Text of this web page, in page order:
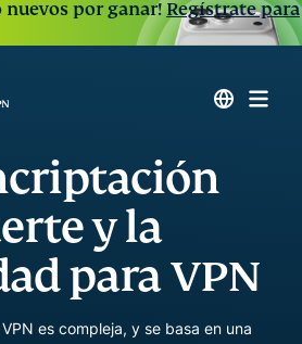
nuevos por ganar!Regístrate para
y la
para VPN
es compleja, y se basa en una